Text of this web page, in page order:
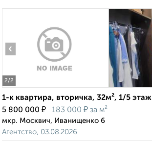
2/2
‹
1-к квартира, вторичка, 32м², 1/5 этаж
5 800 000 ₽ 183 000 ₽ за м²
мкр. Москвич, Иванищенко 6
Агентство, 03.08.2026